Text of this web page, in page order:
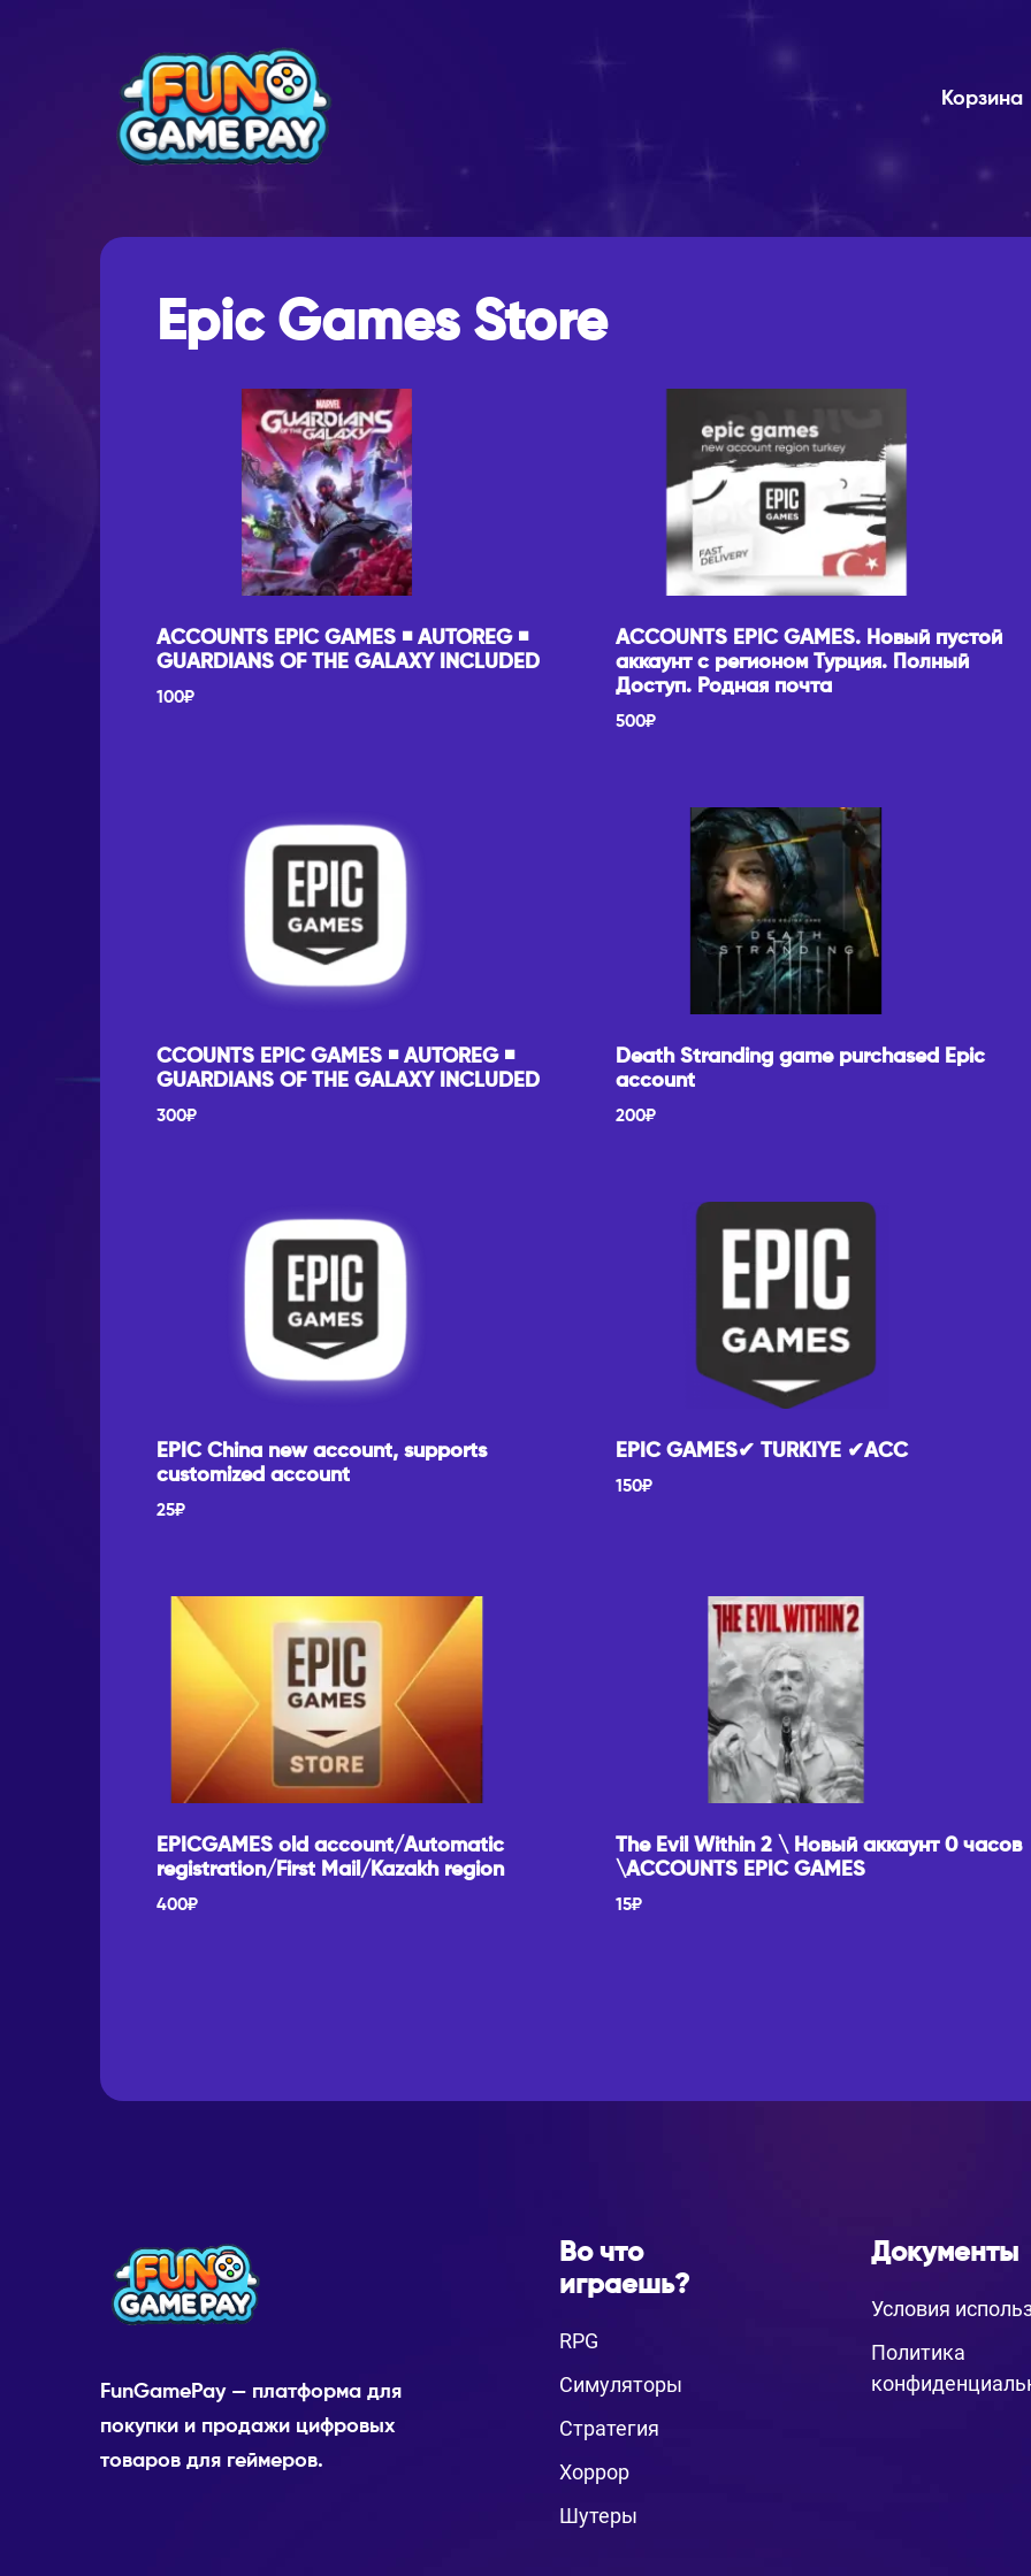
Корзина
Epic Games Store
ACCOUNTS EPIC GAMES ◾️ AUTOREG ◾️
GUARDIANS OF THE GALAXY INCLUDED
100₽
ACCOUNTS EPIC GAMES. Новый пустой
аккаунт с регионом Турция. Полный
Доступ. Родная почта
500₽
CCOUNTS EPIC GAMES ◾️ AUTOREG ◾️
GUARDIANS OF THE GALAXY INCLUDED
300₽
Death Stranding game purchased Epic
account
200₽
EPIC China new account, supports
customized account
25₽
EPIC GAMES✔ TURKIYE ✔ACC
150₽
EPICGAMES old account/Automatic
registration/First Mail/Kazakh region
400₽
The Evil Within 2 \ Новый аккаунт 0 часов
\ACCOUNTS EPIC GAMES
15₽
FunGamePay — платформа для
покупки и продажи цифровых
товаров для геймеров.
Во что
играешь?
RPG
Симуляторы
Стратегия
Хоррор
Шутеры
Документы
Условия
Политика